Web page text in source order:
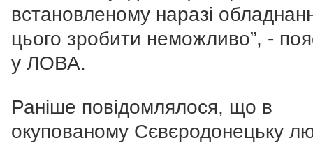
встановленому наразі
цього зробити неможливо”, -
у ЛОВА.
Раніше повідомлялося, що в
окупованому Сєвєродонецьку